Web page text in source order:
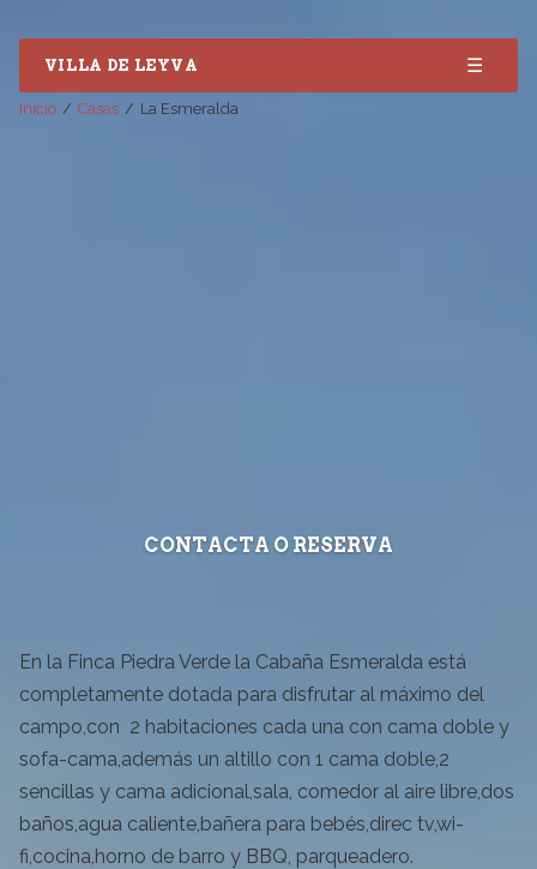
VILLA DE LEYVA ☰
CONTACTA O RESERVA
Inicio Casas La Esmeralda
En la Finca Piedra Verde la Cabaña Esmeralda está
completamente dotada para disfrutar al máximo del
campo,con 2 habitaciones cada una con cama doble y
sofa-cama,además un altillo con 1 cama doble,2
sencillas y cama adicional,sala, comedor al aire libre,dos
baños,agua caliente,bañera para bebés,direc tv,wi-
fi,cocina,horno de barro y BBQ, parqueadero.